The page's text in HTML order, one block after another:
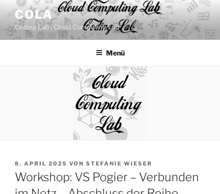
Inhalt
springen
COLA
Coding Lab | Cloud Computing Lab
Menü
VERÖFFENTLICHT
AM
8. APRIL 2025 VON STEFANIE WIESER
Workshop: VS Pogier – Verbunden